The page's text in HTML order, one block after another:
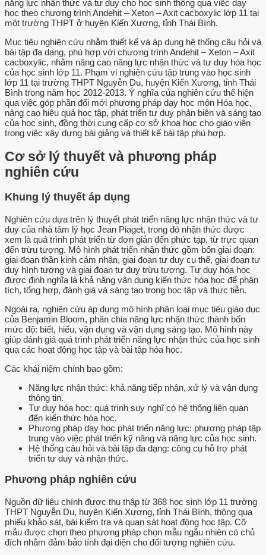
năng lực nhận thức và tư duy cho học sinh thông qua việc dạy
học theo chương trình Andehit – Xeton – Axit cacboxylic lớp 11 tại
một trường THPT ở huyện Kiến Xương, tỉnh Thái Bình.
Mục tiêu nghiên cứu nhằm thiết kế và áp dụng hệ thống câu hỏi và
bài tập đa dạng, phù hợp với chương trình Andehit – Xeton – Axit
cacboxylic, nhằm nâng cao năng lực nhận thức và tư duy hóa học
của học sinh lớp 11. Phạm vi nghiên cứu tập trung vào học sinh
lớp 11 tại trường THPT Nguyễn Du, huyện Kiến Xương, tỉnh Thái
Bình trong năm học 2012-2013. Ý nghĩa của nghiên cứu thể hiện
qua việc góp phần đổi mới phương pháp dạy học môn Hóa học,
nâng cao hiệu quả học tập, phát triển tư duy phản biện và sáng tạo
của học sinh, đồng thời cung cấp cơ sở khoa học cho giáo viên
trong việc xây dựng bài giảng và thiết kế bài tập phù hợp.
Cơ sở lý thuyết và phương pháp
nghiên cứu
Khung lý thuyết áp dụng
Nghiên cứu dựa trên lý thuyết phát triển năng lực nhận thức và tư
duy của nhà tâm lý học Jean Piaget, trong đó nhận thức được
xem là quá trình phát triển từ đơn giản đến phức tạp, từ trực quan
đến trừu tượng. Mô hình phát triển nhận thức gồm bốn giai đoạn:
giai đoạn thần kinh cảm nhận, giai đoạn tư duy cụ thể, giai đoạn tư
duy hình tượng và giai đoạn tư duy trừu tượng. Tư duy hóa học
được định nghĩa là khả năng vận dụng kiến thức hóa học để phân
tích, tổng hợp, đánh giá và sáng tạo trong học tập và thực tiễn.
Ngoài ra, nghiên cứu áp dụng mô hình phân loại mục tiêu giáo dục
của Benjamin Bloom, phân chia năng lực nhận thức thành bốn
mức độ: biết, hiểu, vận dụng và vận dụng sáng tạo. Mô hình này
giúp đánh giá quá trình phát triển năng lực nhận thức của học sinh
qua các hoạt động học tập và bài tập hóa học.
Các khái niệm chính bao gồm:
Năng lực nhận thức: khả năng tiếp nhận, xử lý và vận dụng
thông tin.
Tư duy hóa học: quá trình suy nghĩ có hệ thống liên quan
đến kiến thức hóa học.
Phương pháp dạy học phát triển năng lực: phương pháp tập
trung vào việc phát triển kỹ năng và năng lực của học sinh.
Hệ thống câu hỏi và bài tập đa dạng: công cụ hỗ trợ phát
triển tư duy và nhận thức.
Phương pháp nghiên cứu
Nguồn dữ liệu chính được thu thập từ 368 học sinh lớp 11 trường
THPT Nguyễn Du, huyện Kiến Xương, tỉnh Thái Bình, thông qua
phiếu khảo sát, bài kiểm tra và quan sát hoạt động học tập. Cỡ
mẫu được chọn theo phương pháp chọn mẫu ngẫu nhiên có chủ
đích nhằm đảm bảo tính đại diện cho đối tượng nghiên cứu.